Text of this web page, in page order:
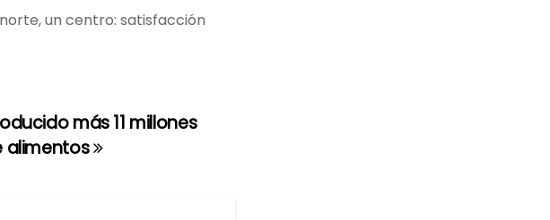
un centro: satisfacción
más 11 millones
alimentos